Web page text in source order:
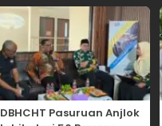
DBHCHT Pasuruan Anjlok